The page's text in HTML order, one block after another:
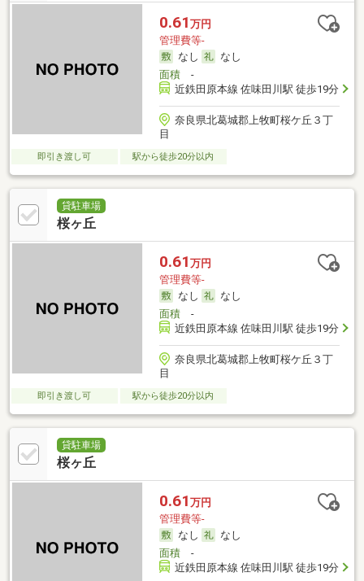
0.61 万円
管理費等-
なし
なし
面積-
近鉄田原本線 佐味田川駅 徒歩19分
奈良県北葛城郡上牧町桜ケ丘３丁
目
即引き渡し可 駅から徒歩20分以内
貸駐車場
桜ヶ丘
0.61 万円
管理費等-
なし
なし
面積-
近鉄田原本線 佐味田川駅 徒歩19分
奈良県北葛城郡上牧町桜ケ丘３丁
目
即引き渡し可 駅から徒歩20分以内
貸駐車場
桜ヶ丘
0.61 万円
管理費等-
なし
なし
面積-
近鉄田原本線 佐味田川駅 徒歩19分